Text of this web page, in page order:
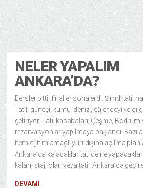
NELER YAPALIM
ANKARA’DA?
Dersler bitti, finaller sona erdi. Şimdi tatil
Tatil; güneşi, kumu, denizi, eğlenceyi ve
getiriyor. Tatil kasabaları; Çeşme, Bodrum
rezarvasyonlar yapılmaya başlandı.
hem eğitim amaçlı yurt dışına açılma
Ankara’da kalacaklar tatilde ne
kalan, stajı olan veya tatili Ankara’da
DEVAMI